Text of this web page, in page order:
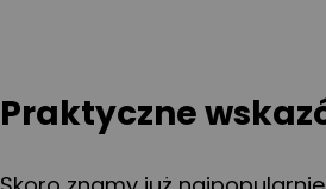
Praktyczne